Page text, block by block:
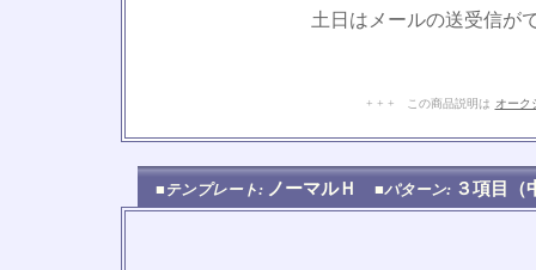
土日はメールの送受信が
+ + + この商品説明は オーク
■テンプレート: ノーマルＨ ■パターン: ３項目